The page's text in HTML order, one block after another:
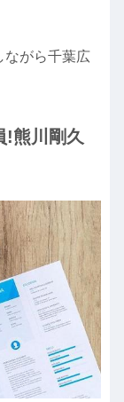
ながら千葉広
!熊川剛久